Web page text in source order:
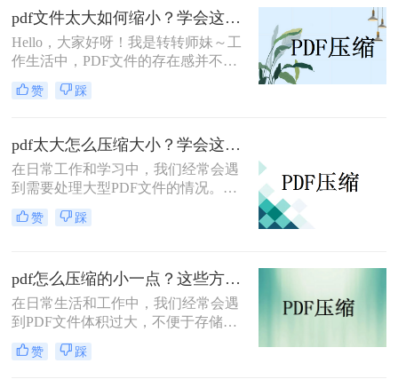
间，还可能影响文件的传输速度。因
此，将PDF文件压缩到指定大小成为
了一个常见的需求。那么如何把pdf压
缩到指定大小呢？本文将详细介绍几
种方法，帮助你将PDF文件压缩到所
需的大小。
pdf文件太大如何缩小？学会这些方法轻松缩小文件体积！
Hello，大家好呀！我是转转师妹～工
作生活中，PDF文件的存在感并不
弱，而有时需要传输的工作或学习资
料的体积较大，就有可能发生传输过
我们将PDF压缩，就可以减小文件体
积，加快传输速度，节省很多时间。
那么pdf文件太大如何缩小呢？我有几
个方法可以和大家分享一下，一起来
看看吧。
赞 踩
pdf太大怎么压缩大小？学会这3招，快速无损压缩！
在日常工作和学习中，我们经常会遇
到需要处理大型PDF文件的情况。这
些文件可能因为包含高清图片、复杂
图表或大量文本而体积庞大，不仅占
使用这些文件，学会pdf太大怎么压缩
大小变得尤为重要。本文将介绍几种
常见的PDF压缩方法，帮助读者轻松
赞 踩
pdf怎么压缩的小一点？这些方法有手就行！
在日常生活和工作中，我们经常会遇
到PDF文件体积过大，不便于存储、
传输或分享的情况。幸运的是，有多
种方法可以帮助我们将PDF文件压缩
赞 踩